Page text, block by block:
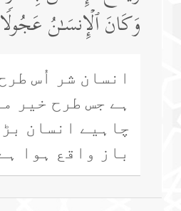
وَكَانَ ٱلۡإِنسَـٰنُ عَجُولࣰا
انسان شر اُس
ہے جس طرح خیر
چاہیے انسان
باز واقع ہوا